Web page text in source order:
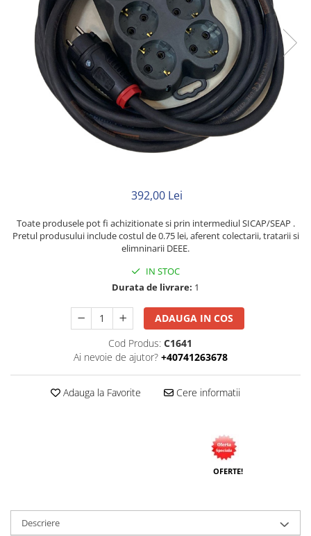
Neopren
Siliconice
392,00 Lei
Toate produsele pot fi achizitionate si prin intermediul SICAP/SEAP .
Pretul produsului include costul de 0.75 lei, aferent colectarii, tratarii si
elimninarii DEEE.
IN STOC
Durata de livrare: 1
ADAUGA IN COS
Cod Produs: C1641
Ai nevoie de ajutor? +40741263678
Adauga la Favorite Cere informatii
OFERTE!
Descriere